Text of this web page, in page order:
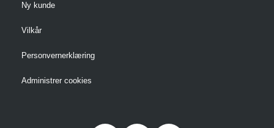
Ny kunde
Vilkår
Personvernerklæring
Administrer cookies